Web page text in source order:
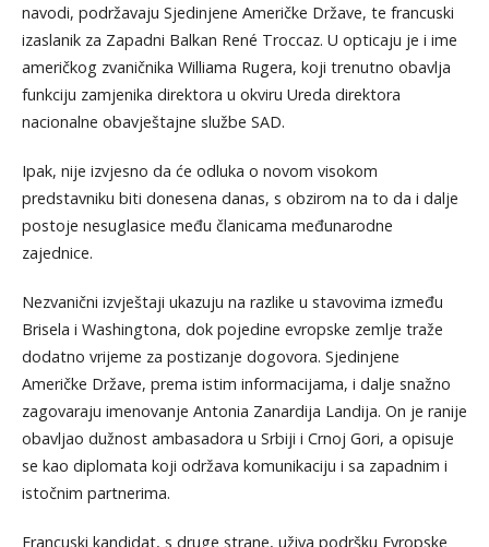
navodi, podržavaju Sjedinjene Američke Države, te francuski
izaslanik za Zapadni Balkan René Troccaz. U opticaju je i ime
američkog zvaničnika Williama Rugera, koji trenutno obavlja
funkciju zamjenika direktora u okviru Ureda direktora
nacionalne obavještajne službe SAD.
Ipak, nije izvjesno da će odluka o novom visokom
predstavniku biti donesena danas, s obzirom na to da i dalje
postoje nesuglasice među članicama međunarodne
zajednice.
Nezvanični izvještaji ukazuju na razlike u stavovima između
Brisela i Washingtona, dok pojedine evropske zemlje traže
dodatno vrijeme za postizanje dogovora. Sjedinjene
Američke Države, prema istim informacijama, i dalje snažno
zagovaraju imenovanje Antonia Zanardija Landija. On je ranije
obavljao dužnost ambasadora u Srbiji i Crnoj Gori, a opisuje
se kao diplomata koji održava komunikaciju i sa zapadnim i
istočnim partnerima.
Francuski kandidat, s druge strane, uživa podršku Evropske